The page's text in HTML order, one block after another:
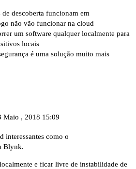
descoberta funcionam em
não vão funcionar na cloud
um software qualquer localmente para
locais
é uma solução muito mais
Maio , 2018 15:09
interessantes como o
Blynk.
e ficar livre de instabilidade de